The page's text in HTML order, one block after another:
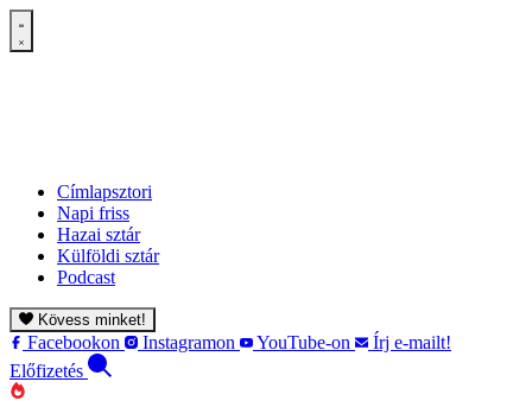
Címlapsztori
Napi friss
Hazai sztár
Külföldi sztár
Podcast
Kövess minket!
Facebookon Instagramon YouTube-on
Írj e-mailt!
Előfizetés